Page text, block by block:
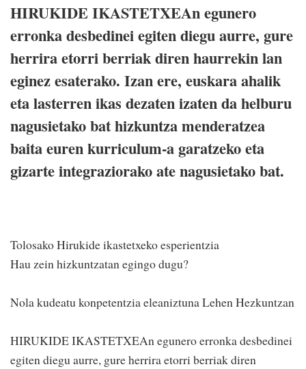
HIRUKIDE IKASTETXEAn egunero
erronka desbedinei egiten diegu aurre, gure
herrira etorri berriak diren haurrekin lan
eginez esaterako. Izan ere, euskara ahalik
eta lasterren ikas dezaten izaten da helburu
nagusietako bat hizkuntza menderatzea
baita euren kurriculum-a garatzeko eta
gizarte integraziorako ate nagusietako bat.
Tolosako Hirukide ikastetxeko esperientzia
Hau zein hizkuntzatan egingo dugu?
Nola kudeatu konpetentzia eleaniztuna Lehen Hezkuntzan
HIRUKIDE IKASTETXEAn egunero erronka desbedinei
egiten diegu aurre, gure herrira etorri berriak diren